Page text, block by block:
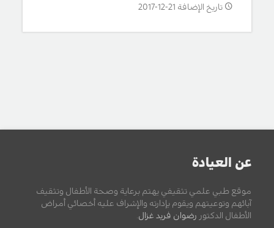
تاريخ الإضافة 21-12-2017
عن العيادة
موقع طبي علمي تثقيفي يهتم برعاية وصحة الأطفال وتثقيف
آبائهم وتوعيتهم ويقوم بإدارته والإشراف عليه أخصائي أمراض
الأطفال الدكتور رضوان فريد غزال